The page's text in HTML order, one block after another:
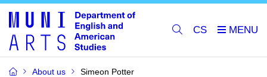
CS
About us Simeon Potter